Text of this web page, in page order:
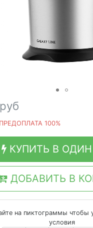
руб
ПРЕДОПЛАТА 100%
КУПИТЬ В
ДОБАВИТЬ В
на пиктограммы чтобы
условия